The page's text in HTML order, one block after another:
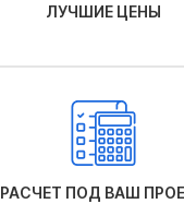
ЛУЧШИЕ ЦЕНЫ
РАСЧЕТ ПОД ВАШ